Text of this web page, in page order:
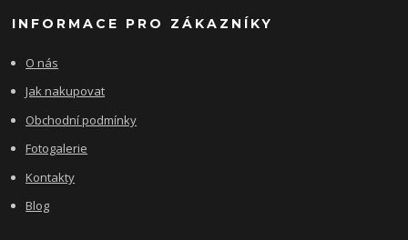
INFORMACE PRO ZÁKAZNÍKY
O nás
Jak nakupovat
Obchodní podmínky
Fotogalerie
Kontakty
Blog